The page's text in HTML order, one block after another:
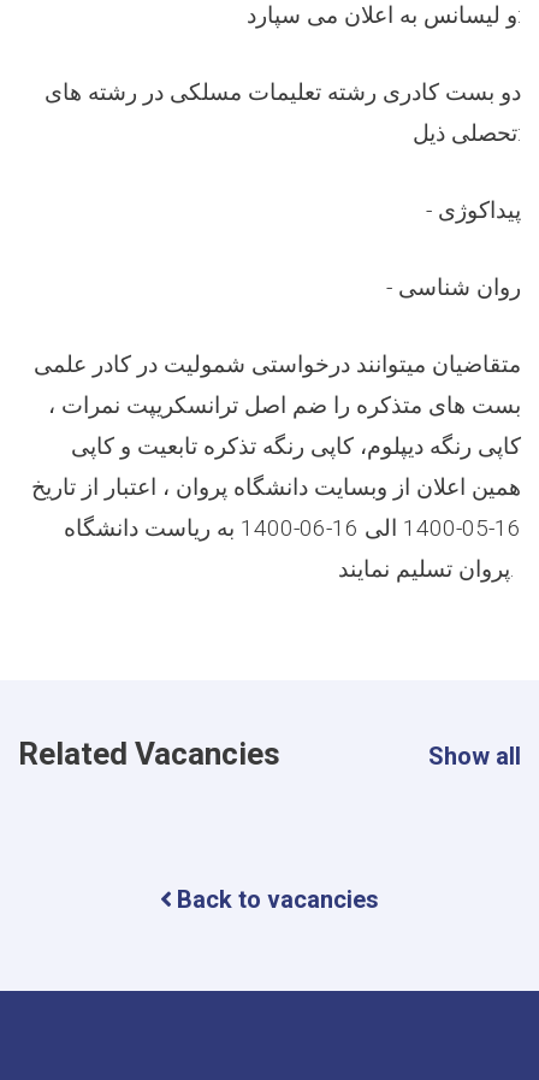
و لیسانس به اعلان می سپارد:
دو بست کادری رشته تعلیمات مسلکی در رشته های
تحصلی ذیل:
- پیداکوژی
- روان شناسی
متقاضیان میتوانند درخواستی شمولیت در کادر علمی
بست های متذکره را ضم اصل ترانسکریپت نمرات ،
کاپی رنگه دیپلوم، کاپی رنگه تذکره تابعیت و کاپی
همین اعلان از وبسایت دانشگاه پروان ، اعتبار از تاریخ
16-05-1400 الی 16-06-1400 به ریاست دانشگاه
پروان تسلیم نمایند.
Related Vacancies Show all
Back to vacancies